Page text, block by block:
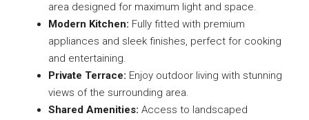
area designed for maximum light and space.
Modern Kitchen: Fully fitted with premium
appliances and sleek finishes, perfect for cooking
and entertaining.
Private Terrace: Enjoy outdoor living with stunning
views of the surrounding area.
Shared Amenities: Access to landscaped